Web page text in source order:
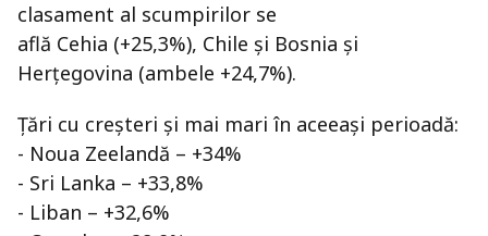
clasament al scumpirilor se
află Cehia (+25,3%), Chile și Bosnia și
Herțegovina (ambele +24,7%).
Țări cu creșteri și mai mari în aceeași perioadă:
- Noua Zeelandă – +34%
- Sri Lanka – +33,8%
- Liban – +32,6%